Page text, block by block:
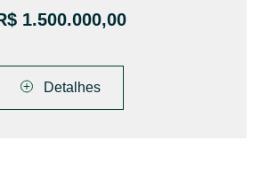
1.500.000,00
Detalhes